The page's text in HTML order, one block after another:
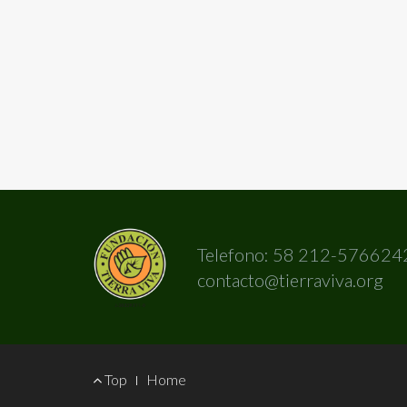
Telefono: 58 212-
contacto@tierraviva.org
Footer
Top Home